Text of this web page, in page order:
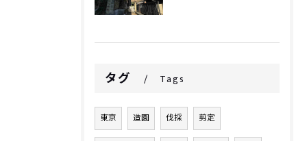
タグ Tags
東京 造園 伐採 剪定